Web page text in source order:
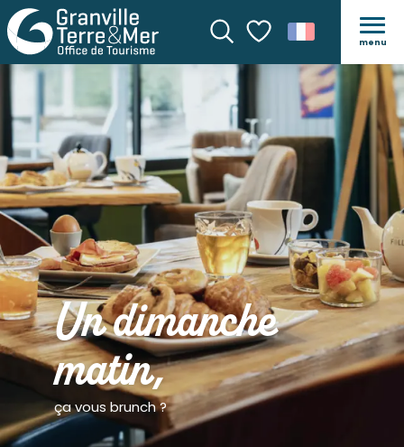
Recherche
Voir les favoris
menu
Un dimanche
matin,
ça vous brunch ?